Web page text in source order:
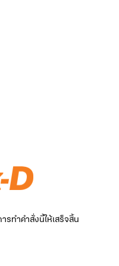
ทำคำสั่งนี้ให้เสร็จสิ้น